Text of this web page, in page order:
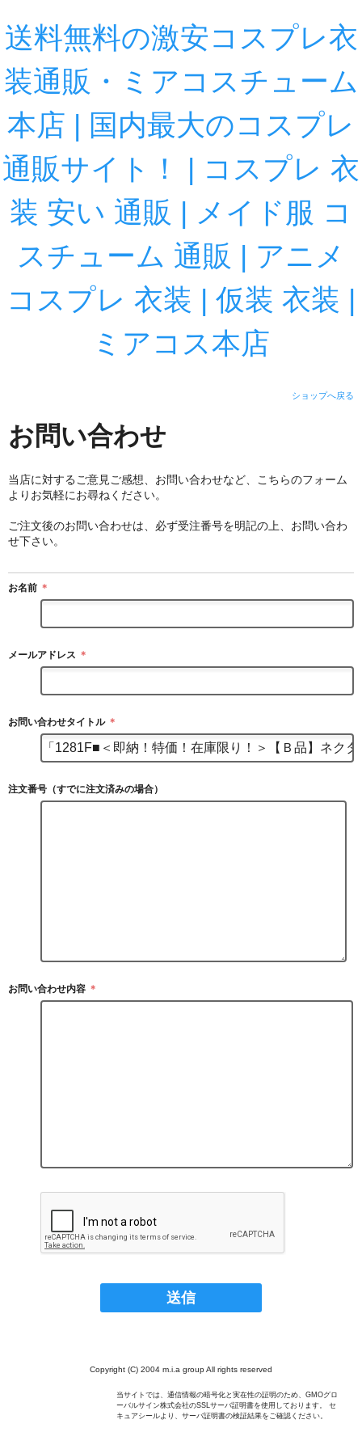
送料無料の激安コスプレ衣
装通販・ミアコスチューム
本店 | 国内最大のコスプレ
通販サイト！ | コスプレ 衣
装 安い 通販 | メイド服 コ
スチューム 通販 | アニメ
コスプレ 衣装 | 仮装 衣装 |
ミアコス本店
ショップへ戻る
お問い合わせ
当店に対するご意見ご感想、お問い合わせなど、こちらのフォーム
よりお気軽にお尋ねください。
ご注文後のお問い合わせは、必ず受注番号を明記の上、お問い合わ
せ下さい。
お名前 ＊
メールアドレス ＊
お問い合わせタイトル ＊
注文番号（すでに注文済みの場合）
お問い合わせ内容 ＊
Copyright (C) 2004 m.i.a group All rights reserved
当サイトでは、通信情報の暗号化と実在性の証明のため、GMOグロ
ーバルサイン株式会社のSSLサーバ証明書を使用しております。 セ
キュアシールより、サーバ証明書の検証結果をご確認ください。